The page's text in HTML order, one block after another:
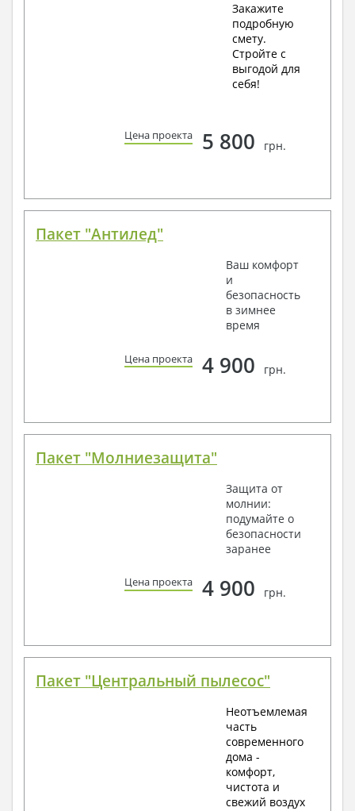
Закажите
подробную
смету.
Стройте с
выгодой для
себя!
Цена проекта 5 800 грн.
Пакет "Антилед"
Ваш комфорт
и
безопасность
в зимнее
время
Цена проекта 4 900 грн.
Пакет "Молниезащита"
Защита от
молнии:
подумайте о
безопасности
заранее
Цена проекта 4 900 грн.
Пакет "Центральный пылесос"
Неотъемлемая
часть
современного
дома -
комфорт,
чистота и
свежий воздух